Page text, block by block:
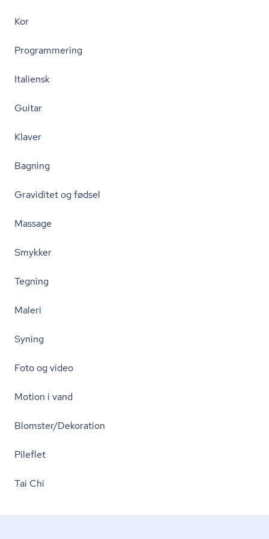
Kor
Programmering
Italiensk
Guitar
Klaver
Bagning
Graviditet og fødsel
Massage
Smykker
Tegning
Maleri
Syning
Foto og video
Motion i vand
Blomster/Dekoration
Pileflet
Tai Chi